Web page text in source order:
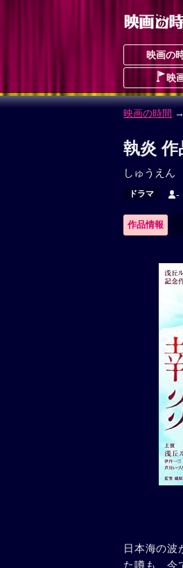
映画の
映
映画の時間 →
執炎 作
しゅうえん
ドラマ -
作品情報
日本海の波
た噂も、今